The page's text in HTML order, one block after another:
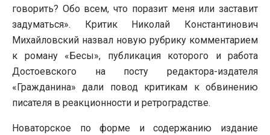
говорить? Обо всем, что поразит меня или заставит
задуматься». Критик Николай Константинович
Михайловский назвал новую рубрику комментарием
к роману «Бесы», публикация которого и работа
Достоевского на посту редактора-издателя
«Гражданина» дали повод критикам к обвинению
писателя в реакционности и ретроградстве.
Новаторское по форме и содержанию издание